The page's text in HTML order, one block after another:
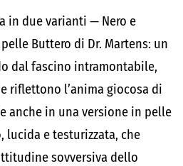
in due varianti — Nero e
Buttero di Dr. Martens: un
dal fascino intramontabile,
riflettono l’anima giocosa di
anche in una versione in pelle
e testurizzata, che
sovversiva dello